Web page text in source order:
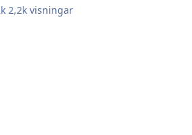
2,2k visningar